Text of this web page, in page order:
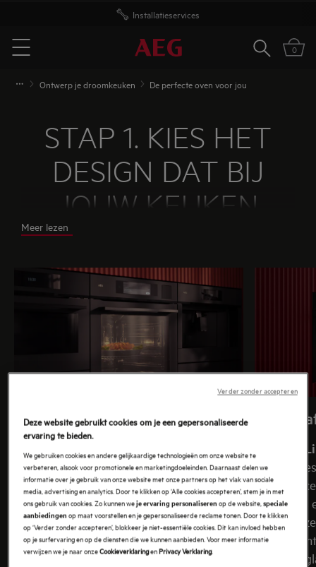
Gratis levering vanaf 50 euro
Menu
Zoeken0
Ontwerp je droomkeuken De perfecte oven voor jou
STAP 1. KIES HET
DESIGN DAT BIJ
JOUW KEUKEN
AEG biedt drie designopties aan voor ovens.
Ontdek hieronder welke het beste bij jouw stijl
past. Weet je het niet zeker of maakt het je niet uit?
Klik dan op 'geen voorkeur' om verder te gaan.
Meer lezen
Matzwarte afwerking
MattBlackLine
matzwarte afwerking die perfect past bij
moderne keukens. Het materiaal is vlekvrij
en vingerafdrukbestendig, wat zorgt voor
zowel praktische voordelen als een
elegante uitstraling. Een tijdloze
toevoeging aan jouw keuken.
Zwarte
zwarte
stijlvol
zwart glas
maakt
Zwart
premium
Deze website gebruikt cookies om je een gepersonaliseerde
ervaring te bieden.
We gebruiken cookies en andere gelijkaardige technologieën om onze website te
verbeteren, alsook voor promotionele en marketingdoeleinden. Daarnaast delen we
informatie over je gebruik van onze website met onze partners op het vlak van sociale
media, advertising en analytics. Door te klikken op ‘Alle cookies accepteren’, stem je in met
ons gebruik van cookies. Zo kunnen weje ervaring personaliseren op de website,speciale
aanbiedingen op maat voorstellen en je gepersonaliseerde reclame tonen. Door te klikken
op ‘Verder zonder accepteren’, blokkeer je niet-essentiële cookies. Dit kan invloed hebben
op je surfervaring en op de diensten die we kunnen aanbieden. Voor meer informatie
verwijzen we je naar onzeCookieverklaringenPrivacy Verklaring.
Verder zonder accepteren